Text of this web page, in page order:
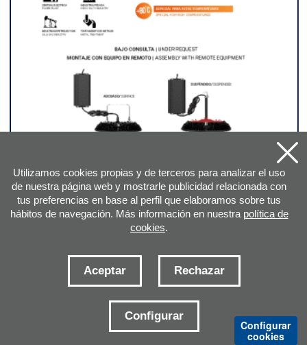
AMPLIAR HOJA DEL CATÁLOGO
Utilizamos cookies propias y de terceros para analizar el uso
de nuestra página web y mostrarle publicidad relacionada con
tus preferencias en base al perfil que elaboramos sobre tus
hábitos de navegación. Más información en nuestra política de
cookies.
Aceptar Rechazar
Configurar
Configurar
cookies